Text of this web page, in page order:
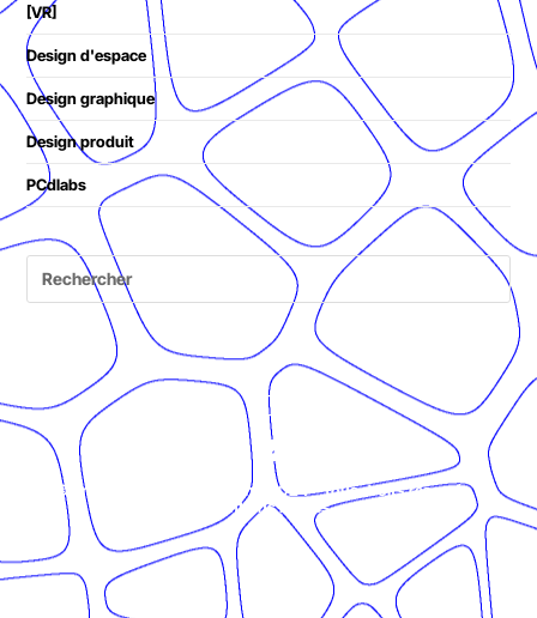
[VR]
Design d'espace
Design graphique
Design produit
PCdlabs
© Présent Composé design - 2024 - Tous droits réservés -
mentions légales